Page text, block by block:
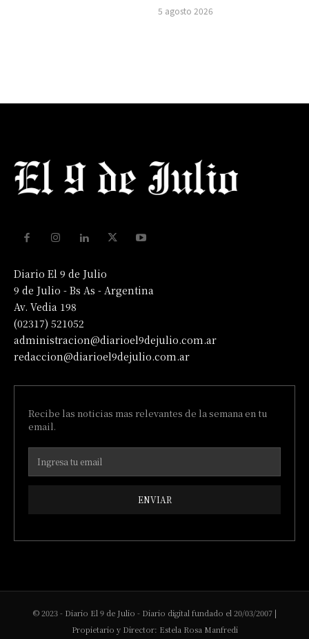
5 agosto 2026
Diario El 9 de Julio
9 de Julio - Bs As - Argentina
Av. Vedia 198
(02317) 521052
administracion@diarioel9dejulio.com.ar
redaccion@diarioel9dejulio.com.ar
Recibe las noticias mas relevantes de la semana en tu
email.
ENVIAR
© 2023 - Diario El 9 de Julio - Diario digital fundado el 20/03/2007 |
Propietario y Director: Estela Rosa Manfredi